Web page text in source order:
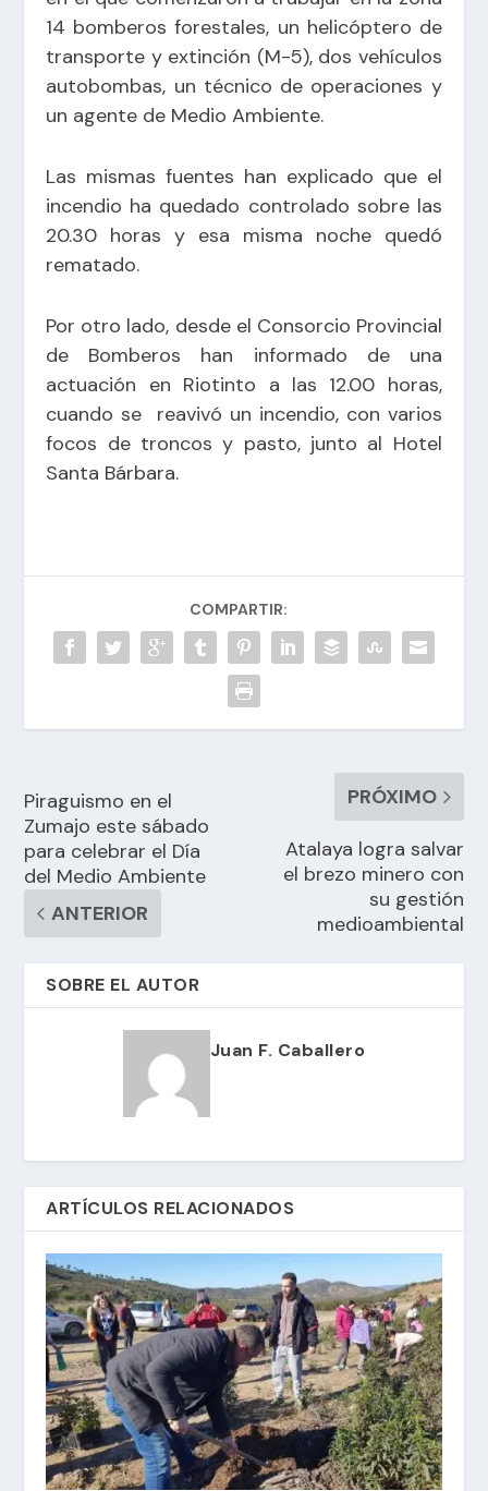
14 bomberos forestales, un helicóptero de
transporte y extinción (M-5), dos vehículos
autobombas, un técnico de operaciones y
un agente de Medio Ambiente.
Las mismas fuentes han explicado que el
incendio ha quedado controlado sobre las
20.30 horas y esa misma noche quedó
rematado.
Por otro lado, desde el Consorcio Provincial
de Bomberos han informado de una
actuación en Riotinto a las 12.00 horas,
cuando se reavivó un incendio, con varios
focos de troncos y pasto, junto al Hotel
Santa Bárbara.
COMPARTIR:
Piraguismo en el
Zumajo este sábado
para celebrar el Día
del Medio Ambiente
ANTERIOR
PRÓXIMO
Atalaya logra salvar
el brezo minero con
su gestión
medioambiental
SOBRE EL AUTOR
Juan F. Caballero
ARTÍCULOS RELACIONADOS